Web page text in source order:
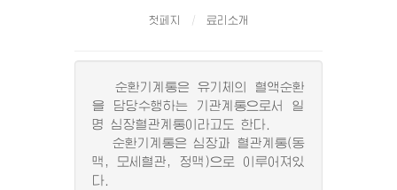
첫페지 료리소개
순환기계통은 유기체의 혈액순환
을 담당수행하는 기관계통으로서 일
명 심장혈관계통이라고도 한다.
순환기계통은 심장과 혈관계통(동
맥, 모세혈관, 정맥)으로 이루어져있
다.